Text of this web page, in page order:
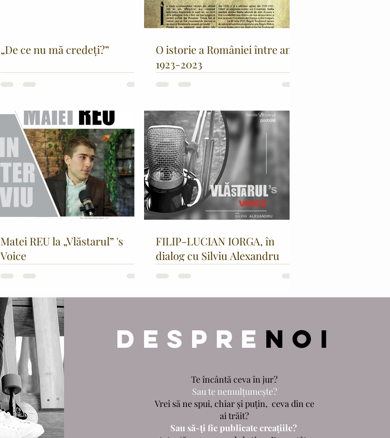
„De ce nu mă credeți?”
O istorie a României între anii
1923-2023
Matei REU la „Vlăstarul” 's
Voice
FILIP-LUCIAN IORGA, în
dialog cu Silviu Alexandru
GRIGORE
DESPRE NOI
Te încântă ceva în jur?
Sau te nemulțumește?
Vrei să ne spui, chiar și puțin, ceva din ce
ai trăit?
Sau să-ți fie publicate creațiile?